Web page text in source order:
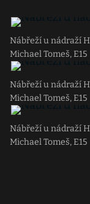
Nábřeží u nádraží
Michael Tomeš, E15
Nábřeží u nádraží
Michael Tomeš, E15
Nábřeží u nádraží
Michael Tomeš, E15